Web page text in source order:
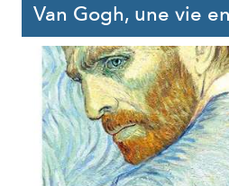
Van Gogh, une vie